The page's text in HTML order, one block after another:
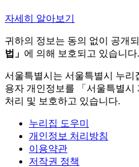
자세히 알아보기
귀하의 정보는 동의 없이 공개
법」 에 의해 보호되고 있습니다.
서울특별시는 서울특별시 누
용자 개인정보를 「서울특별
처리 및 보호하고 있습니다.
누리집 도우미
개인정보 처리방침
이용약관
저작권 정책